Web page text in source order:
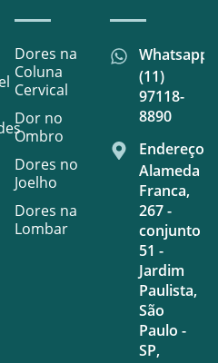
Dores na
Coluna
Cervical
Dor no
Ombro
Dores no
Joelho
Dores na
Lombar
Whatsapp
(11)
97118-
8890
Endereço
Alameda
Franca,
267 -
conjunto
51 -
Jardim
Paulista,
São
Paulo -
SP,